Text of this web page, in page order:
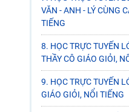
VĂN - ANH - LÝ CÙNG
TIẾNG
8. HỌC TRỰC TUYẾN
THẦY CÔ GIÁO GIỎI,
9. HỌC TRỰC TUYẾN
GIÁO GIỎI, NỔI TIẾNG